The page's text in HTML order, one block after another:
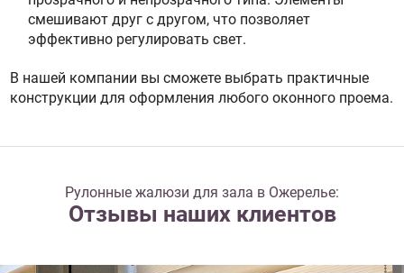
смешивают друг с другом, что позволяет
эффективно регулировать свет.
В нашей компании вы сможете выбрать практичные
конструкции для оформления любого оконного проема.
Рулонные жалюзи для зала в Ожерелье:
Отзывы наших клиентов